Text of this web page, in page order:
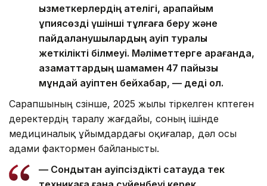
қызметкерлердің қателігі, қарапайым
құпиясөзді үшінші тұлғаға беру және
пайдаланушылардың қауіп туралы
жеткілікті білмеуі. Мәліметтерге қарағанда,
азаматтардың шамамен 47 пайызы
мұндай қауіптен бейхабар, — деді ол.
Сарапшының сөзінше, 2025 жылы тіркелген көптеген
деректердің таралу жағдайы, соның ішінде
медициналық ұйымдардағы оқиғалар, дәл осы
адами фактормен байланысты.
— Сондықтан қауіпсіздікті сақтауда тек